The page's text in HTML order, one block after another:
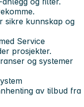
sikre kunnskap og
Service
prosjekter.
og systemer
av tilbud fra